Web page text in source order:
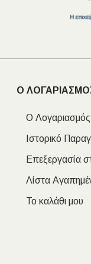
Ο
Ο
Ιστορικό
Επεξεργασία
Λίστα
Το καλάθι μου